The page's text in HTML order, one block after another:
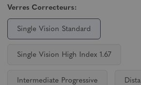
Verres Correcteurs:
Single Vision Standard
Single Vision High Index 1.67
Intermediate Progressive